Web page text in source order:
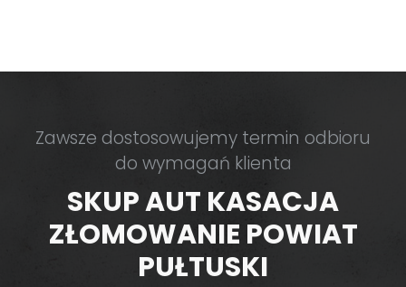
Zawsze dostosowujemy termin odbioru
do wymagań klienta
SKUP AUT KASACJA
ZŁOMOWANIE POWIAT
PUŁTUSKI